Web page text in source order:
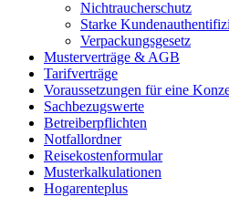
Nichtraucherschutz
Starke
Verpackungsgesetz
Musterverträge & AGB
Tarifverträge
Voraussetzungen für eine
Sachbezugswerte
Betreiberpflichten
Notfallordner
Reisekostenformular
Musterkalkulationen
Hogarenteplus